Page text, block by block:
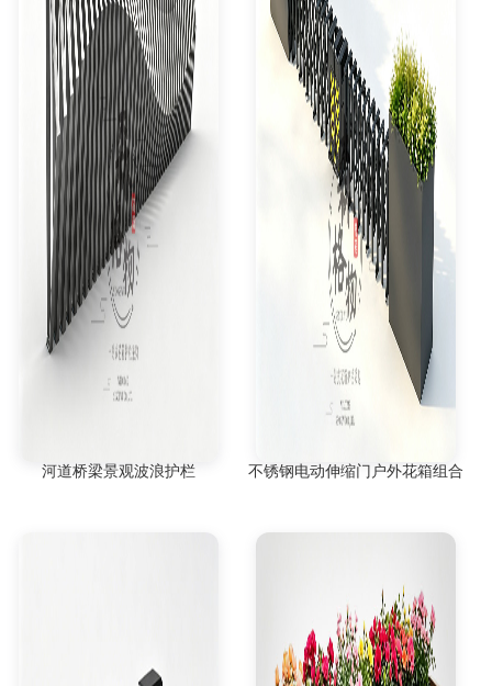
河道桥梁景观波浪护栏 不锈钢电动伸缩门户外花箱组合